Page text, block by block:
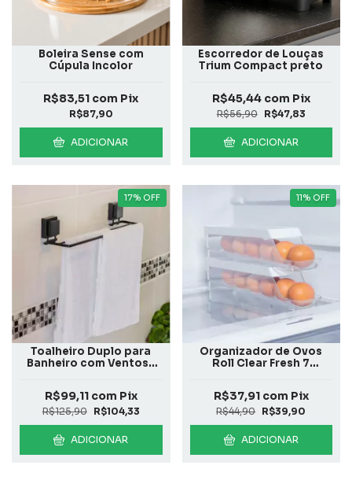
Boleira Sense com
Cúpula Incolor
R$87,90
R$83,51 com Pix
ADICIONAR
Escorredor de Louças
Trium Compact preto
R$56,90 R$47,83
R$45,44 com Pix
ADICIONAR
17% OFF
Toalheiro Duplo para
Banheiro com Ventosa
R$125,90 R$104,33
R$99,11 com Pix
ADICIONAR
11% OFF
Organizador de Ovos
Roll Clear Fresh 7
R$44,90 R$39,90
R$37,91 com Pix
ADICIONAR